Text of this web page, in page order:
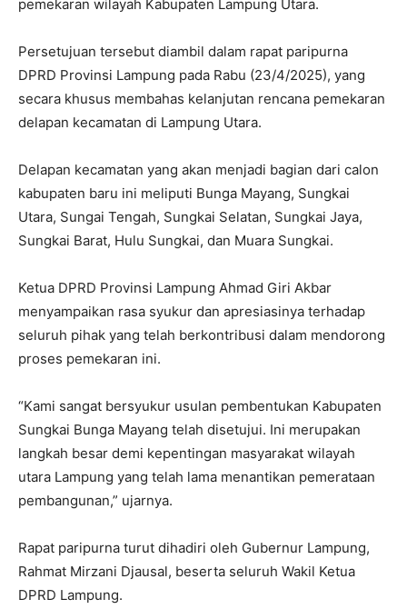
pemekaran wilayah Kabupaten Lampung Utara.
Persetujuan tersebut diambil dalam rapat paripurna
DPRD Provinsi Lampung pada Rabu (23/4/2025), yang
secara khusus membahas kelanjutan rencana pemekaran
delapan kecamatan di Lampung Utara.
Delapan kecamatan yang akan menjadi bagian dari calon
kabupaten baru ini meliputi Bunga Mayang, Sungkai
Utara, Sungai Tengah, Sungkai Selatan, Sungkai Jaya,
Sungkai Barat, Hulu Sungkai, dan Muara Sungkai.
Ketua DPRD Provinsi Lampung Ahmad Giri Akbar
menyampaikan rasa syukur dan apresiasinya terhadap
seluruh pihak yang telah berkontribusi dalam mendorong
proses pemekaran ini.
“Kami sangat bersyukur usulan pembentukan Kabupaten
Sungkai Bunga Mayang telah disetujui. Ini merupakan
langkah besar demi kepentingan masyarakat wilayah
utara Lampung yang telah lama menantikan pemerataan
pembangunan,” ujarnya.
Rapat paripurna turut dihadiri oleh Gubernur Lampung,
Rahmat Mirzani Djausal, beserta seluruh Wakil Ketua
DPRD Lampung.